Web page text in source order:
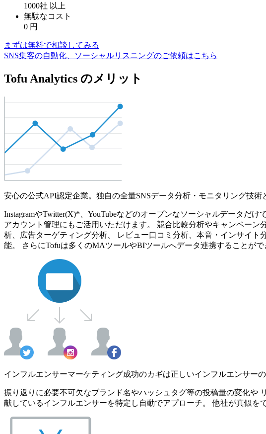
1000社 以上
無駄なコスト
0 円
まずは無料で相談してみる
SNS集客の自動化、ソーシャルリスニングのご依頼はこちら
Tofu Analytics のメリット
安心の公式API認定企業。独自の全量SNSデータ分析・モニタリング技術
InstagramやTwitter(X)*、YouTubeなどのオープンなソーシャルデータだ
アカウント管理にもご活用いただけます。 競合比較分析やキャンペー
析、広告ターゲティング分析、 レビュー口コミ分析、本音・インサイ
能。 さらにTofuは多くのMAツールやBIツールへデータ連携することが
インフルエンサーマーケティング成功のカギは正しいインフルエンサー
振り返りに必要不可欠なブランド名やハッシュタグ等の投稿量の変化や
献しているインフルエンサーを特定し自動でアプローチ。 他社が真似を